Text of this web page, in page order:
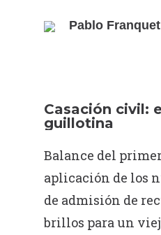
Pablo Franquet
Casación civil:
guillotina
Balance del
aplicación de los
de admisión de
brillos para un